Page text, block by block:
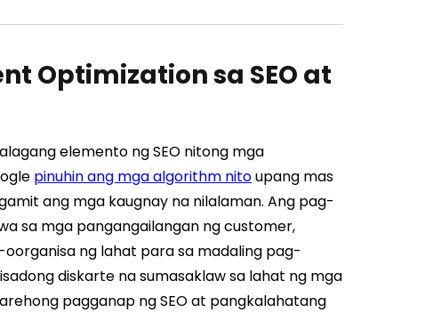
Optimization sa SEO at
elemento ng SEO nitong mga
pinuhin ang mga algorithm nitoupang mas
ang mga kaugnay na nilalaman. Ang pag-
sa mga pangangailangan ng customer,
ng lahat para sa madaling pag-
diskarte na sumasaklaw sa lahat ng mga
pagganap ng SEO at pangkalahatang